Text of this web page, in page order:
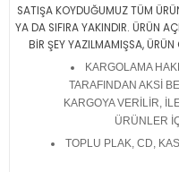
SATIŞA KOYDUĞUMUZ TÜM
YA DA SIFIRA YAKINDIR. ÜRÜN
BİR ŞEY YAZILMAMIŞSA,
KARGOLAMA
TARAFINDAN AKSİ
KARGOYA VERİLİR,
ÜRÜNLER
TOPLU PLAK, CD,